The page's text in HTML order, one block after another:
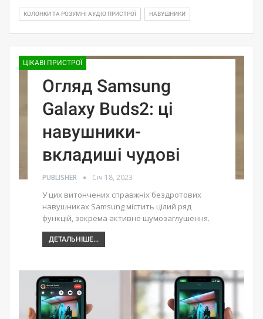
КОЛОНКИ ТА РОЗУМНІ АУДІО ПРИСТРОЇ НАВУШНИКИ
ЦІКАВІ ПРИСТРОЇ
Огляд Samsung
Galaxy Buds2: ці
навушники-
вкладиші чудові
PUBLISHER Січ 18, 2023
У цих витончених справжніх бездротових
навушниках Samsung містить цілий ряд
функцій, зокрема активне шумозаглушення.
ДЕТАЛЬНІШЕ...